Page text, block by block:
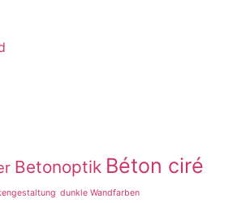
Betonoptik Béton ciré
dunkle Wandfarben